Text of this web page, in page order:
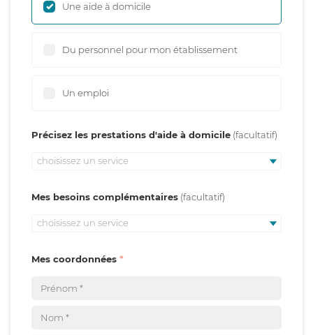
Une aide à domicile
Du personnel pour mon établissement
Un emploi
Précisez les prestations d'aide à domicile
choisissez un service
Mes besoins complémentaires
choisissez un service
Mes coordonnées